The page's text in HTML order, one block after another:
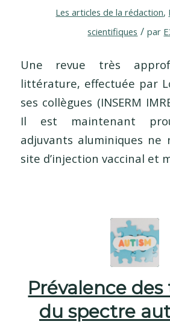
Les articles de la rédaction,
scientifiques / par
Une revue très
littérature, effectuée par
ses collègues (INSERM
Il est maintenant
adjuvants aluminiques ne
site d’injection vaccinal et
Prévalence
du spectre